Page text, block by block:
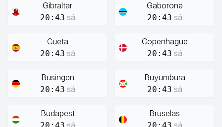
Gibraltar
20:43 sá
Gaborone
20:43 sá
Cueta
20:43 sá
Copenhague
20:43 sá
Busingen
20:43 sá
Buyumbura
20:43 sá
Budapest
sá
Bruselas
sá